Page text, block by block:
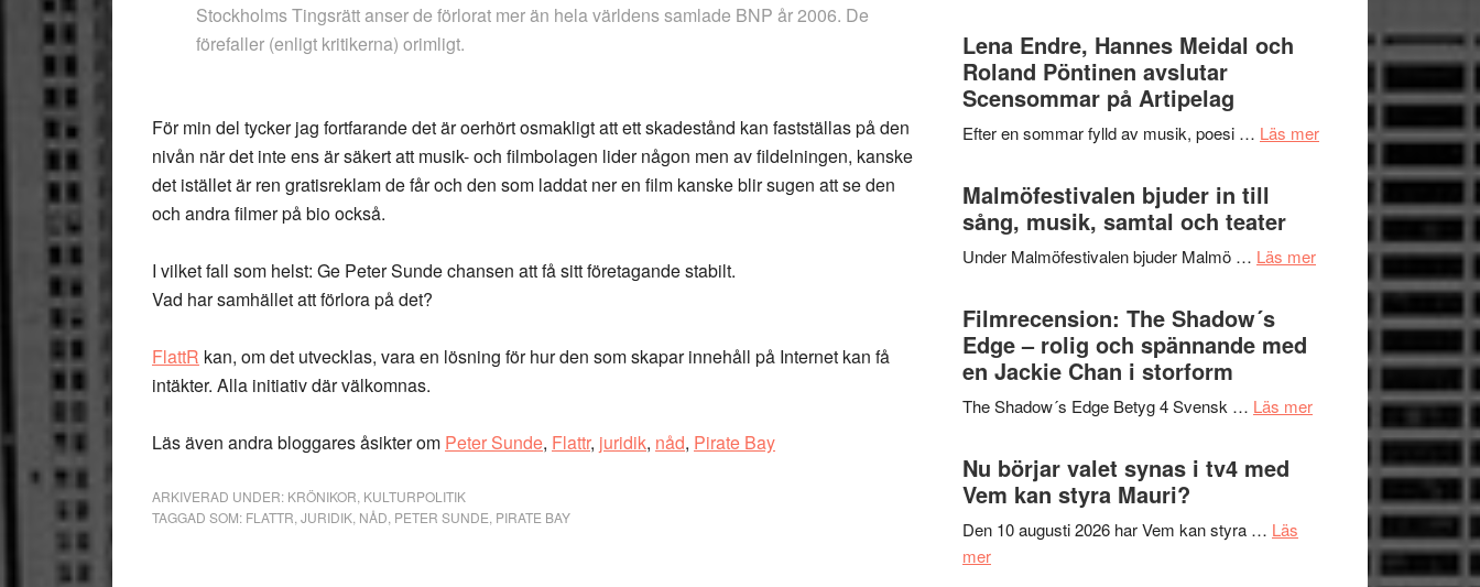
Stockholms Tingsrätt anser de förlorat mer än hela världens samlade BNP år 2006. De
förefaller (enligt kritikerna) orimligt.
För min del tycker jag fortfarande det är oerhört osmakligt att ett skadestånd kan fastställas på den
nivån när det inte ens är säkert att musik- och filmbolagen lider någon men av fildelningen, kanske
det istället är ren gratisreklam de får och den som laddat ner en film kanske blir sugen att se den
och andra filmer på bio också.
I vilket fall som helst: Ge Peter Sunde chansen att få sitt företagande stabilt.
Vad har samhället att förlora på det?
FlattR kan, om det utvecklas, vara en lösning för hur den som skapar innehåll på Internet kan få
intäkter. Alla initiativ där välkomnas.
Läs även andra bloggares åsikter om Peter Sunde, Flattr, juridik, nåd, Pirate Bay
ARKIVERAD UNDER: KRÖNIKOR KULTURPOLITIK
TAGGAD SOM: FLATTR JURIDIK NÅD PETER SUNDE PIRATE BAY
genrens
vidsträckta
Trustorhärvan
–
fascinerande,
spännande
och
mycket
att
tänka
Lena Endre, Hannes Meidal och
Roland Pöntinen avslutar
Scensommar på Artipelag
Efter en sommar fylld av musik, poesi … Läs merom
Hannes
Roland
Pöntinen
Scensommar
Artipelag
Malmöfestivalen bjuder in till
sång, musik, samtal och teater
Under Malmöfestivalen bjuder Malmö … Läs merom
Malmöfestivalen
Filmrecension: The Shadow´s
Edge – rolig och spännande med
en Jackie Chan i storform
The Shadow´s Edge Betyg 4 Svensk … Läs merom
Filmrecension:
Shadow
Nu börjar valet synas i tv4 med
Vem kan styra Mauri?
Den 10 augusti 2026 har Vem kan styra … Läs
merom